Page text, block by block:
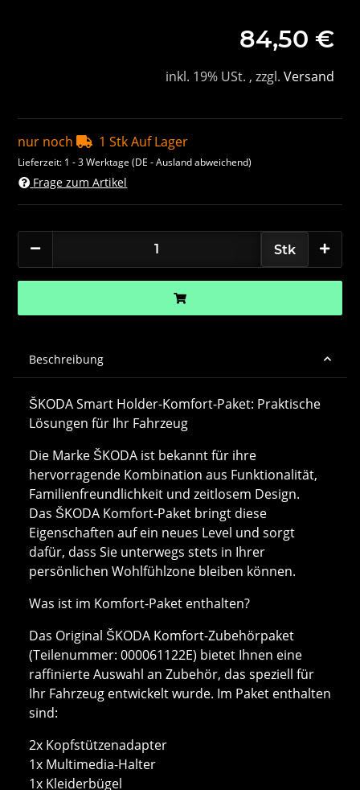
84,50 €
inkl. 19% USt. , zzgl. Versand
nur noch 1 Stk Auf Lager
Lieferzeit: 1 - 3 Werktage(DE - Ausland abweichend)
Frage zum Artikel
Stk
Beschreibung
ŠKODA Smart Holder-Komfort-Paket: Praktische
Lösungen für Ihr Fahrzeug
Die Marke ŠKODA ist bekannt für ihre
hervorragende Kombination aus Funktionalität,
Familienfreundlichkeit und zeitlosem Design.
Das ŠKODA Komfort-Paket bringt diese
Eigenschaften auf ein neues Level und sorgt
dafür, dass Sie unterwegs stets in Ihrer
persönlichen Wohlfühlzone bleiben können.
Was ist im Komfort-Paket enthalten?
Das Original ŠKODA Komfort-Zubehörpaket
(Teilenummer: 000061122E) bietet Ihnen eine
raffinierte Auswahl an Zubehör, das speziell für
Ihr Fahrzeug entwickelt wurde. Im Paket enthalten
sind:
2x Kopfstützenadapter
1x Multimedia-Halter
1x Kleiderbügel